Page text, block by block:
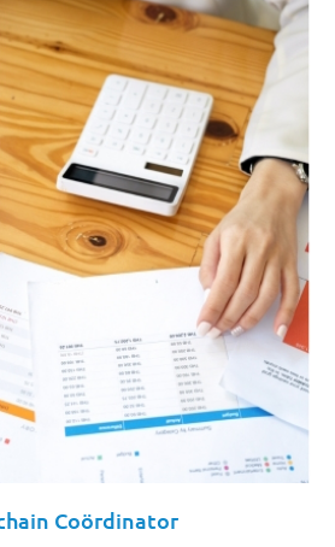
Coördinator